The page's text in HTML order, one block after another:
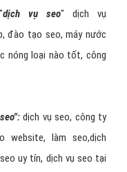
dịch vụ seo" dịch vụ
đào tạo seo, máy nước
nóng loại nào tốt, công
dịch vụ seo, công ty
làm seo,dịch
uy tín, dịch vụ seo tại